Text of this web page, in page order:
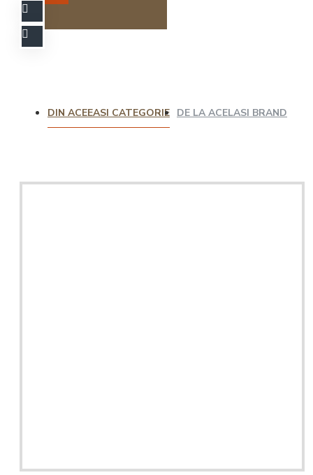
DIN ACEEASI CATEGORIE DE LA ACELASI BRAND